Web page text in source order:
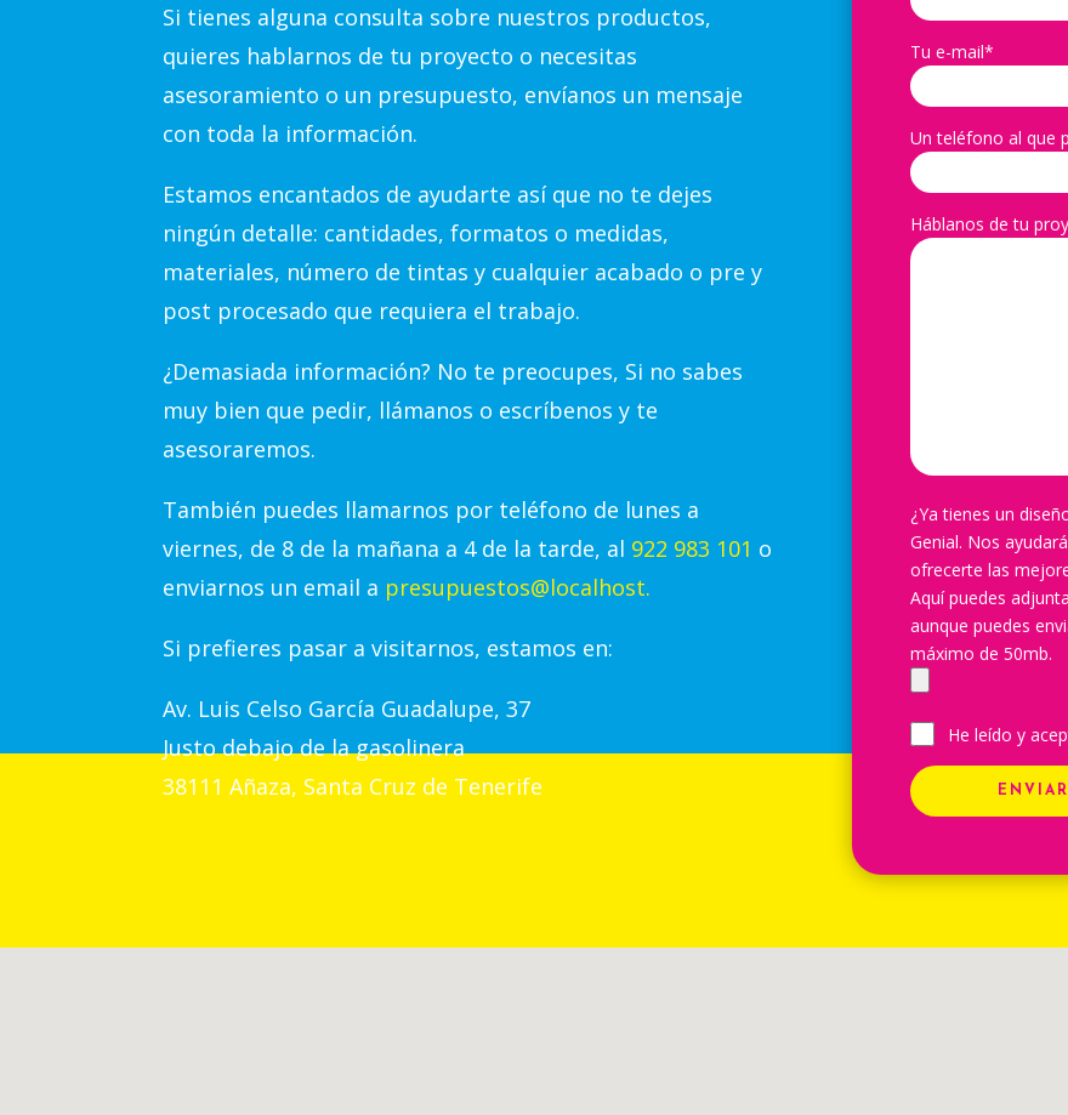
Si tienes alguna consulta sobre nuestros productos,
quieres hablarnos de tu proyecto o necesitas
asesoramiento o un presupuesto, envíanos un mensaje
con toda la información.
Estamos encantados de ayudarte así que no te dejes
ningún detalle: cantidades, formatos o medidas,
materiales, número de tintas y cualquier acabado o pre y
post procesado que requiera el trabajo.
¿Demasiada información? No te preocupes, Si no sabes
muy bien que pedir, llámanos o escríbenos y te
asesoraremos.
También puedes llamarnos por teléfono de lunes a
viernes, de 8 de la mañana a 4 de la tarde, al 922 983 101 o
enviarnos un email a presupuestos@localhost.
Si prefieres pasar a visitarnos, estamos en:
Av. Luis Celso García Guadalupe, 37
Justo debajo de la gasolinera
38111 Añaza, Santa Cruz de Tenerife
Tu e-mail*
Un teléfono al que
Háblanos de tu
¿Ya tienes un
Genial. Nos
ofrecerte las
Aquí puedes
aunque puedes
máximo de 50mb.
He leído y